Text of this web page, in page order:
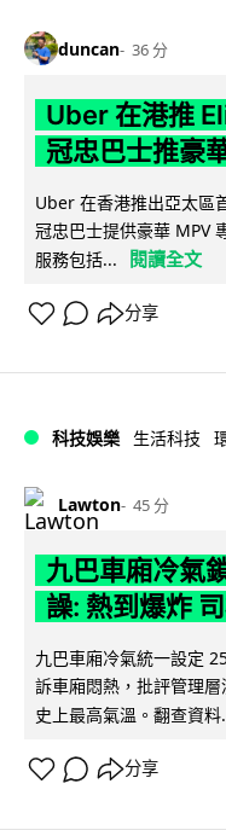
duncan 36 分
Uber 在港推
冠忠巴士推豪
Uber 在香港推出亞太區
冠忠巴士提供豪華 MPV
服務包括...
閱讀全文
分享
科技娛樂 生活科技
Lawton 45 分
九巴車廂冷氣
譟: 熱到爆炸
九巴車廂冷氣統一設定
訴車廂悶熱，批評管理
史上最高氣溫。翻查資料
分享